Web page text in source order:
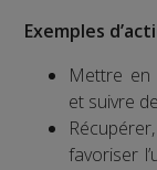
Exemples
Mettre en
et suivre
favoriser